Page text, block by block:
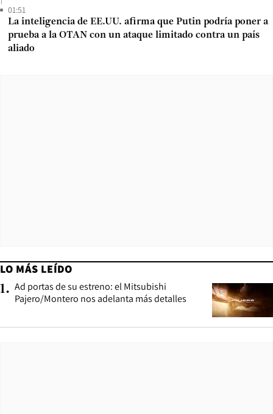
01:51
La inteligencia de EE.UU. afirma que Putin podría poner a
prueba a la OTAN con un ataque limitado contra un país
aliado
LO MÁS LEÍDO
1. Ad portas de su estreno: el Mitsubishi
Pajero/Montero nos adelanta más detalles